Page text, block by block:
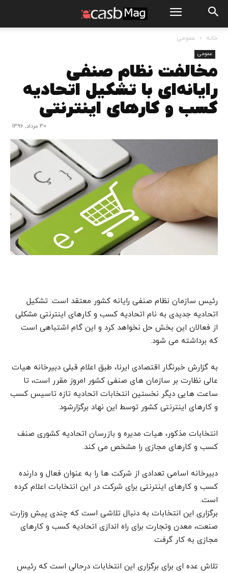
خانه عمومی
عمومی
مخالفت نظام صنفی
رایانه‌ای با تشکیل اتحادیه
کسب و کارهای اینترنتی
30 مرداد, 1396
رئیس سازمان نظام صنفی رایانه کشور معتقد است: تشکیل
اتحادیه جدیدی به نام اتحادیه کسب و کارهای اینترنتی مشکلی
از فعالان این بخش حل نخواهد کرد و این گام اشتباهی است
که برداشته می شود.
به گزارش خبرنگار اقتصادی ایرنا، طبق اعلام قبلی دبیرخانه هیات
عالی نظارت بر سازمان های صنفی کشور امروز مقرر است، تا
ساعت هایی دیگر نخستین انتخابات اتحادیه تازه تاسیس کسب
و کارهای اینترنتی کشور توسط این نهاد برگزارشود.
انتخابات مذکور، هیات مدیره و بازرسان اتحادیه کشوری صنف
کسب و کارهای مجازی را مشخص می کند.
دبیرخانه اسامی تعدادی از شرکت ها را به عنوان فعال و دارنده
کسب و کارهای اینترنتی برای شرکت در این انتخابات اعلام کرده
است.
برگزاری این انتخابات به دنبال تلاشی است که چندی پیش وزارت
صنعت، معدن وتجارت برای راه اندازی اتحادیه کسب و کارهای
مجازی به کار گرفت.
تلاش عده ای برای برگزاری این انتخابات درحالی است که رئیس